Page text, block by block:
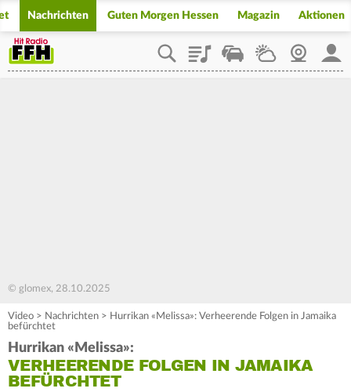
Nachrichten Guten Morgen Hessen Magazin Aktionen
PlaylistStaupilotWetterWebcam
© glomex, 28.10.2025
Video > Nachrichten > Hurrikan «Melissa»: Verheerende Folgen in Jamaika
befürchtet
Hurrikan «Melissa»:
VERHEERENDE FOLGEN IN JAMAIKA
BEFÜRCHTET